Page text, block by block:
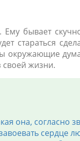
бывает
стараться
окружающие
своей жизни.
она, согласно
сердце